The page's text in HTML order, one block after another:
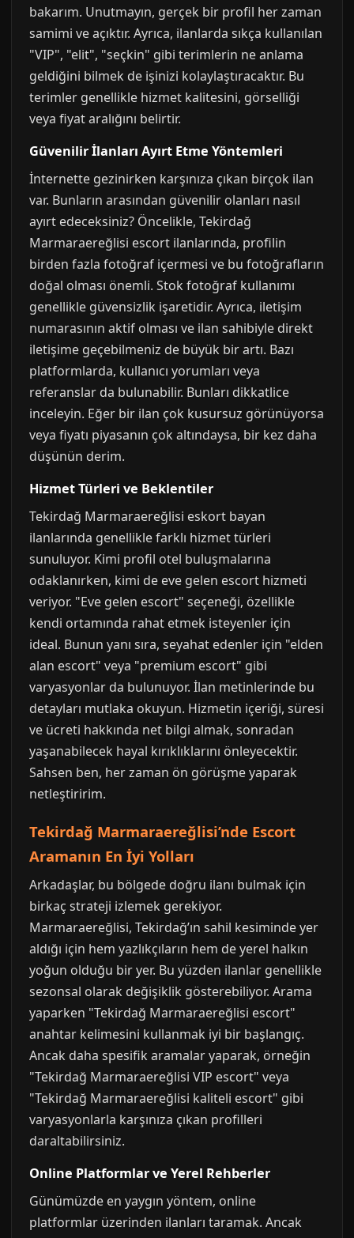
bakarım. Unutmayın, gerçek bir profil her zaman
samimi ve açıktır. Ayrıca, ilanlarda sıkça kullanılan
"VIP", "elit", "seçkin" gibi terimlerin ne anlama
geldiğini bilmek de işinizi kolaylaştıracaktır. Bu
terimler genellikle hizmet kalitesini, görselliği
veya fiyat aralığını belirtir.
Güvenilir İlanları Ayırt Etme Yöntemleri
İnternette gezinirken karşınıza çıkan birçok ilan
var. Bunların arasından güvenilir olanları nasıl
ayırt edeceksiniz? Öncelikle, Tekirdağ
Marmaraereğlisi escort ilanlarında, profilin
birden fazla fotoğraf içermesi ve bu fotoğrafların
doğal olması önemli. Stok fotoğraf kullanımı
genellikle güvensizlik işaretidir. Ayrıca, iletişim
numarasının aktif olması ve ilan sahibiyle direkt
iletişime geçebilmeniz de büyük bir artı. Bazı
platformlarda, kullanıcı yorumları veya
referanslar da bulunabilir. Bunları dikkatlice
inceleyin. Eğer bir ilan çok kusursuz görünüyorsa
veya fiyatı piyasanın çok altındaysa, bir kez daha
düşünün derim.
Hizmet Türleri ve Beklentiler
Tekirdağ Marmaraereğlisi eskort bayan
ilanlarında genellikle farklı hizmet türleri
sunuluyor. Kimi profil otel buluşmalarına
odaklanırken, kimi de eve gelen escort hizmeti
veriyor. "Eve gelen escort" seçeneği, özellikle
kendi ortamında rahat etmek isteyenler için
ideal. Bunun yanı sıra, seyahat edenler için "elden
alan escort" veya "premium escort" gibi
varyasyonlar da bulunuyor. İlan metinlerinde bu
detayları mutlaka okuyun. Hizmetin içeriği, süresi
ve ücreti hakkında net bilgi almak, sonradan
yaşanabilecek hayal kırıklıklarını önleyecektir.
Sahsen ben, her zaman ön görüşme yaparak
netleştiririm.
Tekirdağ Marmaraereğlisi’nde Escort
Aramanın En İyi Yolları
Arkadaşlar, bu bölgede doğru ilanı bulmak için
birkaç strateji izlemek gerekiyor.
Marmaraereğlisi, Tekirdağ’ın sahil kesiminde yer
aldığı için hem yazlıkçıların hem de yerel halkın
yoğun olduğu bir yer. Bu yüzden ilanlar genellikle
sezonsal olarak değişiklik gösterebiliyor. Arama
yaparken "Tekirdağ Marmaraereğlisi escort"
anahtar kelimesini kullanmak iyi bir başlangıç.
Ancak daha spesifik aramalar yaparak, örneğin
"Tekirdağ Marmaraereğlisi VIP escort" veya
"Tekirdağ Marmaraereğlisi kaliteli escort" gibi
varyasyonlarla karşınıza çıkan profilleri
daraltabilirsiniz.
Online Platformlar ve Yerel Rehberler
Günümüzde en yaygın yöntem, online
platformlar üzerinden ilanları taramak. Ancak